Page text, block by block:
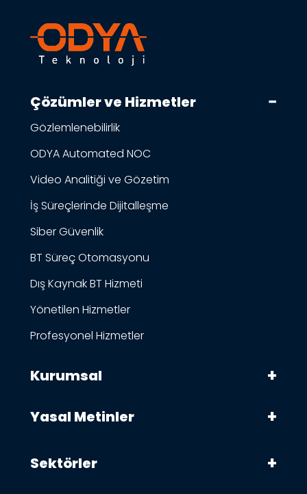
Çözümler ve Hizmetler
Gözlemlenebilirlik
ODYA Automated NOC
Video Analitiği ve Gözetim
İş Süreçlerinde Dijitalleşme
Siber Güvenlik
BT Süreç Otomasyonu
Dış Kaynak BT Hizmeti
Yönetilen Hizmetler
Profesyonel Hizmetler
Kurumsal
Yasal Metinler
Sektörler